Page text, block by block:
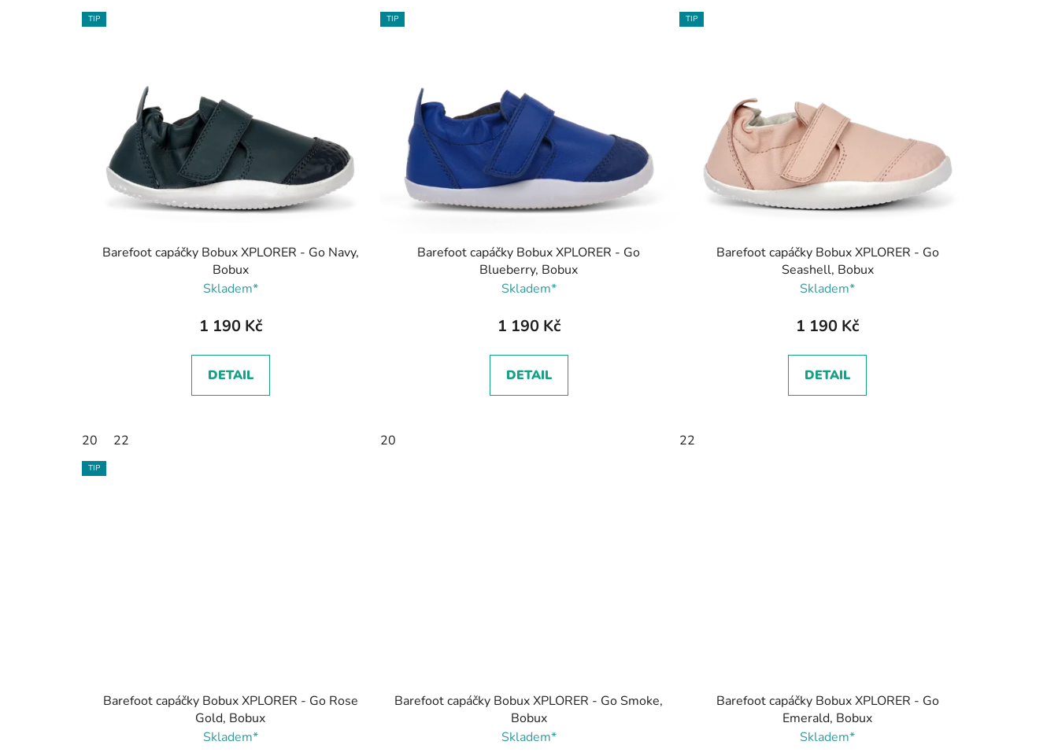
TIP
Barefoot capáčky Bobux XPLORER - Go Navy,
Bobux
Skladem*
1 190 Kč
DETAIL
20 22
TIP
Barefoot capáčky Bobux XPLORER - Go
Blueberry, Bobux
Skladem*
1 190 Kč
DETAIL
20
TIP
Barefoot capáčky Bobux XPLORER - Go
Seashell, Bobux
Skladem*
1 190 Kč
DETAIL
22
TIP
Barefoot capáčky Bobux XPLORER - Go Rose
Gold, Bobux
Skladem*
Barefoot capáčky Bobux XPLORER - Go Smoke,
Bobux
Skladem*
Barefoot capáčky Bobux XPLORER - Go
Emerald, Bobux
Skladem*